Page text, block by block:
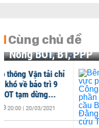
Cùng chủ đề
Nóng BOT, BT, PPP
Bên bờ
ty cổ
Đằng
THỜI SỰ -